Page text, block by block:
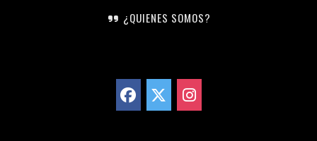
¿QUIENES SOMOS?